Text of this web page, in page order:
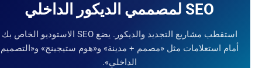
SEO لمصممي الديكور الداخلي
استقطب مشاريع التجديد والديكور. يضع SEO الاستوديو الخاص بك
أمام استعلامات مثل «مصمم + مدينة» و«هوم ستيجينج» و«التصميم
الداخلي».